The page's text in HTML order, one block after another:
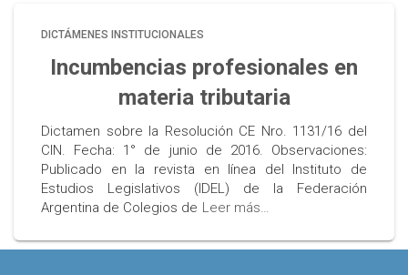
DICTÁMENES INSTITUCIONALES
Incumbencias profesionales en
materia tributaria
Dictamen sobre la Resolución CE Nro. 1131/16 del
CIN. Fecha: 1° de junio de 2016. Observaciones:
Publicado en la revista en línea del Instituto de
Estudios Legislativos (IDEL) de la Federación
Argentina de Colegios de Leer más…